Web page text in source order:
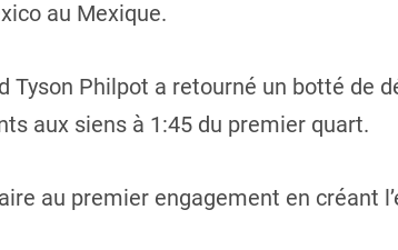
au Mexique.
Tyson Philpot a retourné un botté de
aux siens à 1:45 du premier quart.
au premier engagement en créant